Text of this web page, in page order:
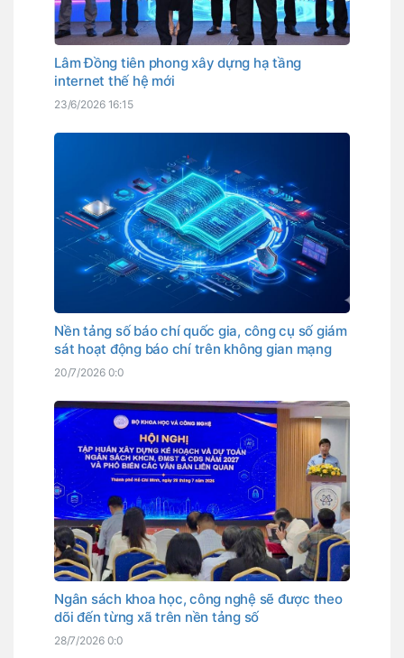
Lâm Đồng tiên phong xây dựng hạ tầng
internet thế hệ mới
23/6/2026 16:15
Nền tảng số báo chí quốc gia, công cụ số giám
sát hoạt động báo chí trên không gian mạng
20/7/2026 0:0
Ngân sách khoa học, công nghệ sẽ được theo
dõi đến từng xã trên nền tảng số
28/7/2026 0:0